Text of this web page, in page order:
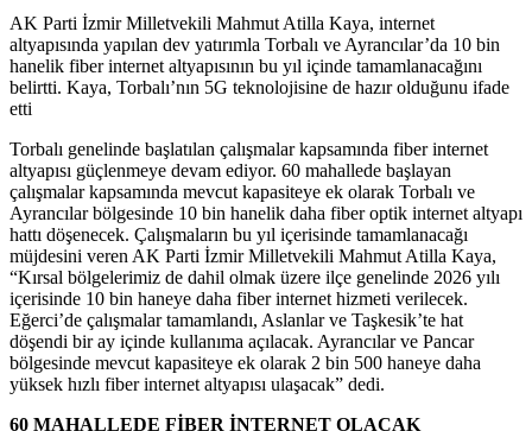
AK Parti İzmir Milletvekili Mahmut Atilla Kaya, internet
altyapısında yapılan dev yatırımla Torbalı ve Ayrancılar’da 10 bin
hanelik fiber internet altyapısının bu yıl içinde tamamlanacağını
belirtti. Kaya, Torbalı’nın 5G teknolojisine de hazır olduğunu ifade
etti
Torbalı genelinde başlatılan çalışmalar kapsamında fiber internet
altyapısı güçlenmeye devam ediyor. 60 mahallede başlayan
çalışmalar kapsamında mevcut kapasiteye ek olarak Torbalı ve
Ayrancılar bölgesinde 10 bin hanelik daha fiber optik internet altyapı
hattı döşenecek. Çalışmaların bu yıl içerisinde tamamlanacağı
müjdesini veren AK Parti İzmir Milletvekili Mahmut Atilla Kaya,
“Kırsal bölgelerimiz de dahil olmak üzere ilçe genelinde 2026 yılı
içerisinde 10 bin haneye daha fiber internet hizmeti verilecek.
Eğerci’de çalışmalar tamamlandı, Aslanlar ve Taşkesik’te hat
döşendi bir ay içinde kullanıma açılacak. Ayrancılar ve Pancar
bölgesinde mevcut kapasiteye ek olarak 2 bin 500 haneye daha
yüksek hızlı fiber internet altyapısı ulaşacak” dedi.
60 MAHALLEDE FİBER İNTERNET OLACAK